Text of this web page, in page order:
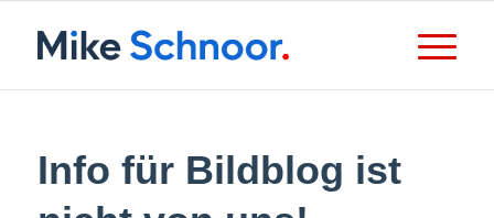
Info für Bildblog ist